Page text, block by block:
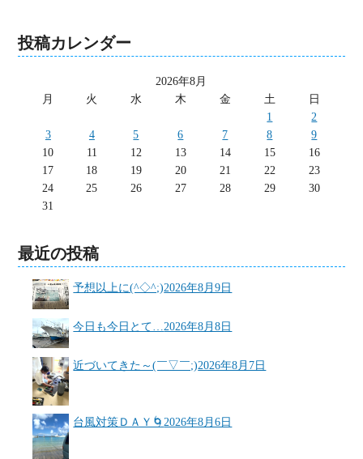
投稿カレンダー
2026年8月
月
火 水 木 金 土
日
1
2
3
4 5 6 7 8
9
10
11 12 13 14 15
16
17
18 19 20 21 22
23
24
25 26 27 28 29
30
31
最近の投稿
予想以上に(^◇^;)2026年8月9日
今日も今日とて… 2026年8月8日
近づいてきた～(￣▽￣;)2026年8月7日
台風対策ＤＡＹ🌀 2026年8月6日